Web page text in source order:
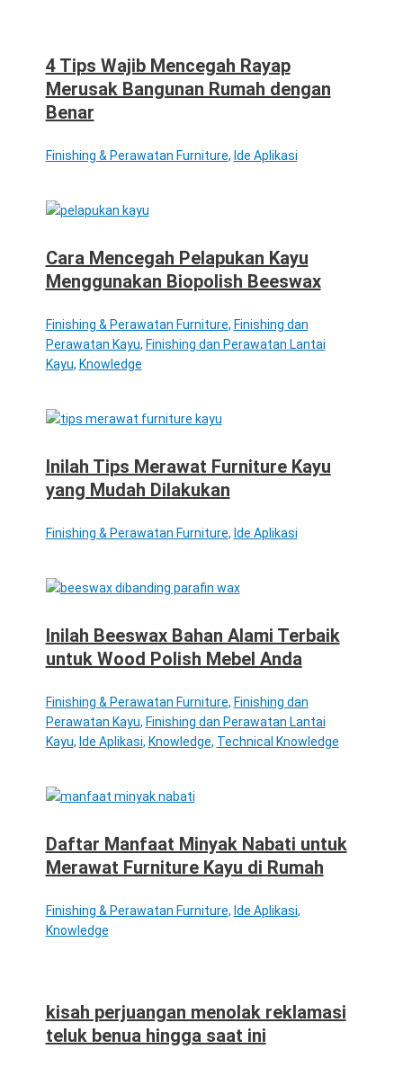
4 Tips Wajib Mencegah Rayap
Merusak Bangunan Rumah dengan
Benar
Finishing & Perawatan Furniture, Ide Aplikasi
Cara Mencegah Pelapukan Kayu
Menggunakan Biopolish Beeswax
Finishing & Perawatan Furniture, Finishing dan
Perawatan Kayu, Finishing dan Perawatan Lantai
Kayu, Knowledge
Inilah Tips Merawat Furniture Kayu
yang Mudah Dilakukan
Finishing & Perawatan Furniture, Ide Aplikasi
Inilah Beeswax Bahan Alami Terbaik
untuk Wood Polish Mebel Anda
Finishing & Perawatan Furniture, Finishing dan
Perawatan Kayu, Finishing dan Perawatan Lantai
Kayu, Ide Aplikasi, Knowledge, Technical Knowledge
Daftar Manfaat Minyak Nabati untuk
Merawat Furniture Kayu di Rumah
Finishing & Perawatan Furniture, Ide Aplikasi,
Knowledge
kisah perjuangan menolak reklamasi
teluk benua hingga saat ini